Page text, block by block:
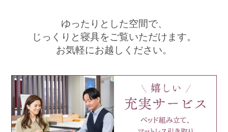
ゆったりとした空間で、
じっくりと寝具をご覧いただけます。
お気軽にお越しください。